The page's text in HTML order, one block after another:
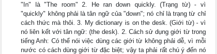
"In" là "The room" 2. He ran down quickly. (Trạng từ) - vì
"quickly" không phải là tân ngữ của "down"; nó chỉ là trạng từ chỉ
cách thức mà thôi. 3. My dictionary is on the desk. (Giới từ) - vì
nó liên kết với tân ngữ: (the desk). 2. Cách sử dụng giới từ trong
tiếng Anh: Có thể nói việc dùng các giới từ không phải dễ, vì mỗi
nước có cách dùng giới từ đặc biệt; vậy ta phải rất chú ý đến nó